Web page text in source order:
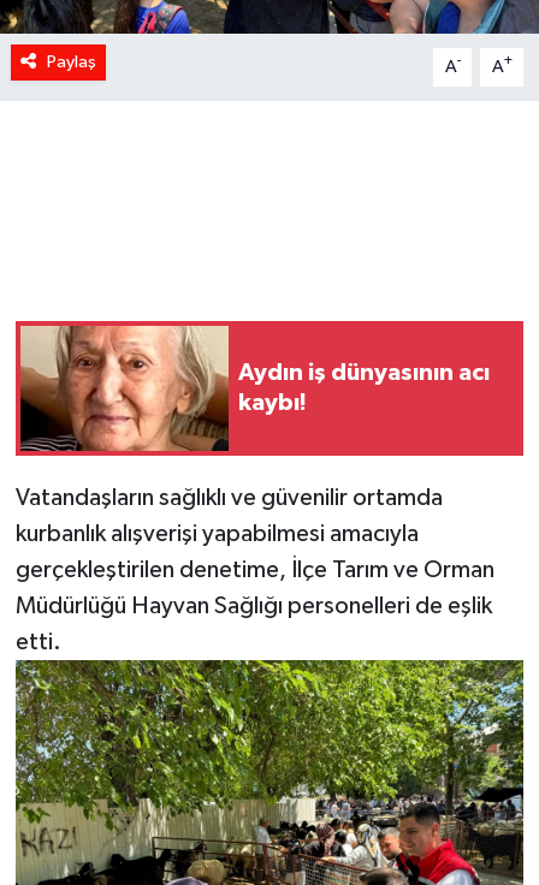
Paylaş A- A+
Aydın iş dünyasının acı
kaybı!
Vatandaşların sağlıklı ve güvenilir ortamda
kurbanlık alışverişi yapabilmesi amacıyla
gerçekleştirilen denetime, İlçe Tarım ve Orman
Müdürlüğü Hayvan Sağlığı personelleri de eşlik
etti.